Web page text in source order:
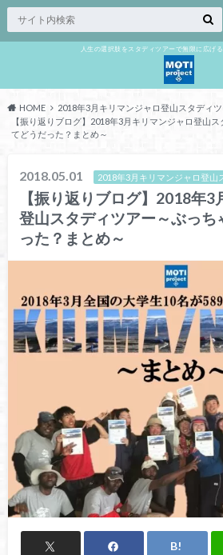
人生の選択肢をスタディツアーで無限に広げ
HOME
2018年3月キリマンジャロ登山スタディ
【振り返りブログ】2018年3月キリマンジャロ登山
てどうだった？まとめ～
2018.05.01 2018年3月キリマンジャロ登山
【振り返りブログ】2018年3
登山スタディツアー～ぶっち
った？まとめ～